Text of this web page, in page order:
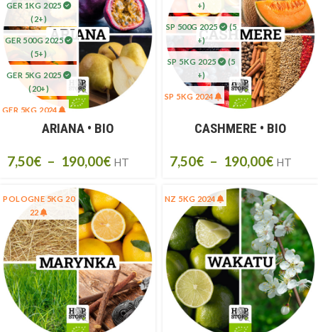
GER 1KG 2025
(2+)
GER 500G 2025
(5+)
GER 5KG 2025
(20+)
GER 5KG 2024
GER 1KG 2024
GER 5KG 2023
ARIANA • BIO
7,50€ – 190,00€ HT
+)
SP 500G 2025
(5
+)
SP 5KG 2025
(5
+)
SP 5KG 2024
CASHMERE • BIO
7,50€ – 190,00€ HT
POLOGNE 5KG 20
22
NZ 5KG 2024